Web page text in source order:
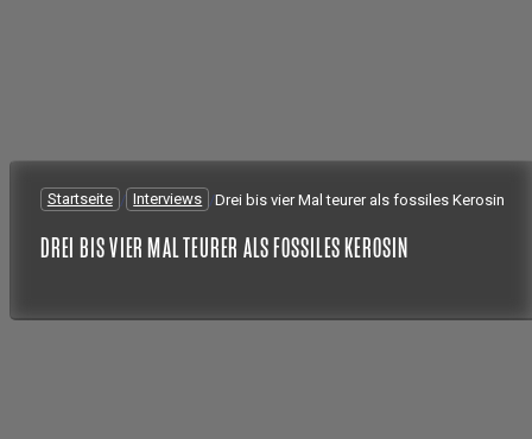
Startseite / Interviews /Drei bis vier Mal teurer als fossiles Kerosin
DREI BIS VIER MAL TEURER ALS FOSSILES KEROSIN